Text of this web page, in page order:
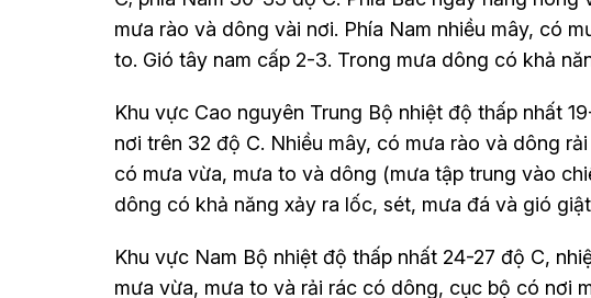
mưa rào và dông vài nơi. Phía Nam nhiều mây, có
to. Gió tây nam cấp 2-3. Trong mưa dông có khả
Khu vực Cao nguyên Trung Bộ nhiệt độ thấp nhất
nơi trên 32 độ C. Nhiều mây, có mưa rào và dông
có mưa vừa, mưa to và dông (mưa tập trung vào
dông có khả năng xảy ra lốc, sét, mưa đá và gió
Khu vực Nam Bộ nhiệt độ thấp nhất 24-27 độ C,
mưa vừa, mưa to và rải rác có dông, cục bộ có nơi